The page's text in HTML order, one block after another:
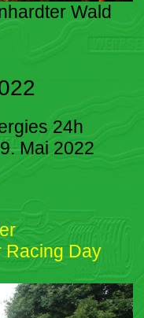
Wald
24h
Mai 2022
Racing Day